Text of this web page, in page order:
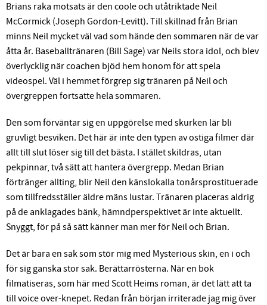
Brians raka motsats är den coole och utåtriktade Neil
McCormick (Joseph Gordon-Levitt). Till skillnad från Brian
minns Neil mycket väl vad som hände den sommaren när de var
åtta år. Baseballtränaren (Bill Sage) var Neils stora idol, och blev
överlycklig när coachen bjöd hem honom för att spela
videospel. Väl i hemmet förgrep sig tränaren på Neil och
övergreppen fortsatte hela sommaren.
Den som förväntar sig en uppgörelse med skurken lär bli
gruvligt besviken. Det här är inte den typen av ostiga filmer där
allt till slut löser sig till det bästa. I stället skildras, utan
pekpinnar, två sätt att hantera övergrepp. Medan Brian
förtränger allting, blir Neil den känslokalla tonårsprostituerade
som tillfredsställer äldre mäns lustar. Tränaren placeras aldrig
på de anklagades bänk, hämndperspektivet är inte aktuellt.
Snyggt, för på så sätt känner man mer för Neil och Brian.
Det är bara en sak som stör mig med Mysterious skin, en i och
för sig ganska stor sak. Berättarrösterna. När en bok
filmatiseras, som här med Scott Heims roman, är det lätt att ta
till voice over-knepet. Redan från början irriterade jag mig över